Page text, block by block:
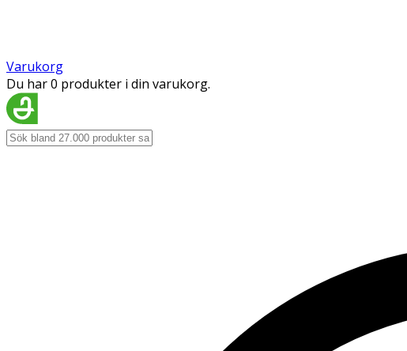
Varukorg
Du har 0 produkter i din varukorg.